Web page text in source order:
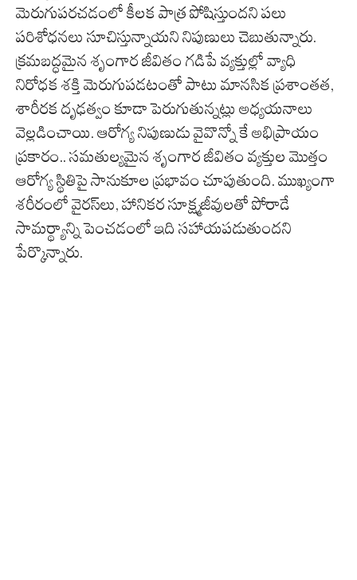
మెరుగుపరచడంలో కీలక పాత్ర పోషిస్తుందని పలు
పరిశోధనలు సూచిస్తున్నాయని నిపుణులు చెబుతున్నారు.
క్రమబద్ధమైన శృంగార జీవితం గడిపే వ్యక్తుల్లో వ్యాధి
నిరోధక శక్తి మెరుగుపడటంతో పాటు మానసిక ప్రశాంతత,
శారీరక దృఢత్వం కూడా పెరుగుతున్నట్లు అధ్యయనాలు
వెల్లడించాయి. ఆరోగ్య నిపుణుడు వైవొన్నో కే అభిప్రాయం
ప్రకారం.. సమతుల్యమైన శృంగార జీవితం వ్యక్తుల మొత్తం
ఆరోగ్య స్థితిపై సానుకూల ప్రభావం చూపుతుంది. ముఖ్యంగా
శరీరంలో వైరస్‌లు, హానికర సూక్ష్మజీవులతో పోరాడే
సామర్థ్యాన్ని పెంచడంలో ఇది సహాయపడుతుందని
పేర్కొన్నారు.